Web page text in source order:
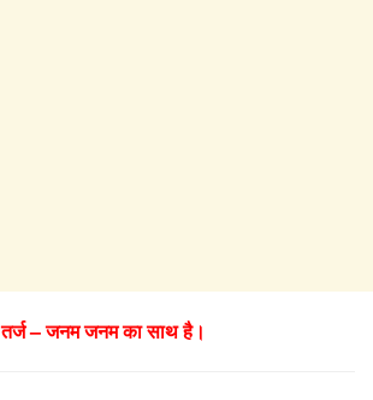
तर्ज – जनम जनम का साथ है।